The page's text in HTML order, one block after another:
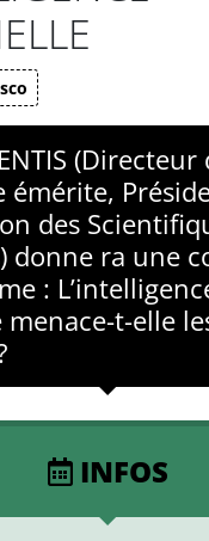
(Directeur
émérite,
des
donne ra une
:
t-elle
INFOS